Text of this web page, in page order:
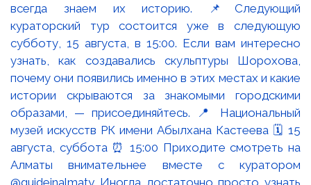
всегда знаем их историю. 📌Следующий
кураторский тур состоится уже в следующую
субботу, 15 августа, в 15:00. Если вам интересно
узнать, как создавались скульптуры Шорохова,
почему они появились именно в этих местах и какие
истории скрываются за знакомыми городскими
образами, — присоединяйтесь. 📍 Национальный
музей искусств РК имени Абылхана Кастеева 🗓 15
августа, суббота ⏰ 15:00 Приходите смотреть на
Алматы внимательнее вместе с куратором
@guideinalmaty Иногда достаточно просто узнать